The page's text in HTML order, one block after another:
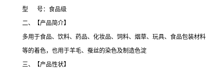
型 号：食品级
二、【产品简介】
多用于食品、饮料、药品、化妆品、饲料、烟草、玩具、食品包装材料
等的着色，也用于羊毛、蚕丝的染色及制造色淀
三、【产品性状】